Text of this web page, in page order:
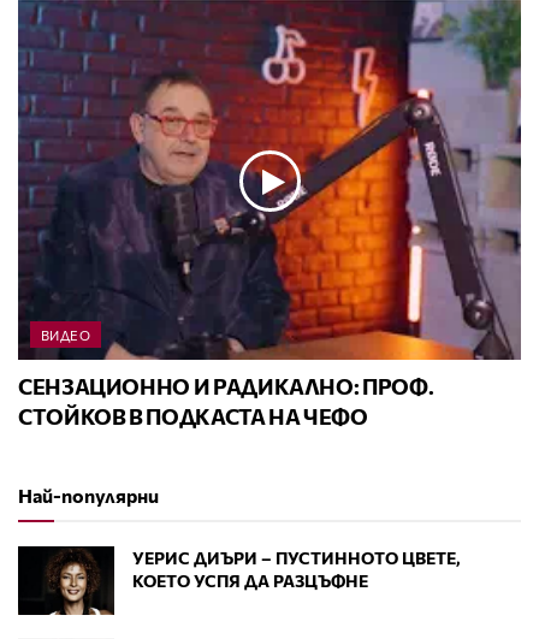
ВИДЕО
СЕНЗАЦИОННО И РАДИКАЛНО: ПРОФ.
СТОЙКОВ В ПОДКАСТА НА ЧЕФО
Най-популярни
УЕРИС ДИЪРИ – ПУСТИННОТО ЦВЕТЕ,
КОЕТО УСПЯ ДА РАЗЦЪФНЕ